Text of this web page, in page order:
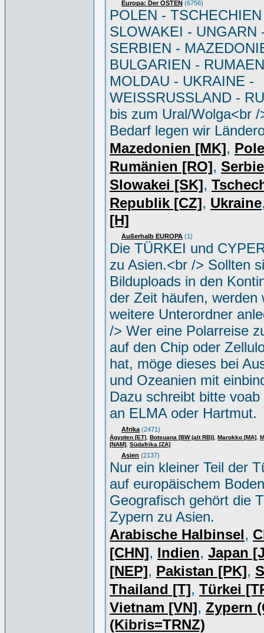
Europa: Der OSTEN (6756)
POLEN -
SLOWAKEI - UNGARN
SERBIEN -
BULGARIEN -
MOLDAU - UKRAINE -
WEISSRUSSLAND -
bis zum Ural/Wolga<br /
Bedarf legen wir
Mazedonien [MK],
Rumänien [RO],
Slowakei [SK],
Republik [CZ], Ukraine
[H]
Außerhalb EUROPA (1)
Die TÜRKEI und
zu Asien.<br /> Sollten
Bilduploads in den
der Zeit häufen, werden
weitere Unterordner
/> Wer eine Polarreise
auf den Chip oder
hat, möge dieses bei
und Ozeanien mit
Dazu schreibt bitte
an ELMA oder Hartmut.
Afrika (2471)
Ägypten [ET] Botsuana [BW (alt RB)] Marokko [MA]
[NAM] Südafrika [ZA]
Asien (2137)
Nur ein kleiner Teil der
auf europäischem
Geografisch gehört die
Zypern zu Asien.
Arabische Halbinsel,
[CHN], Indien, Japan
[NEP], Pakistan [PK],
Thailand [T], Türkei
Vietnam [VN], Zypern
(Kibris=TRNZ)